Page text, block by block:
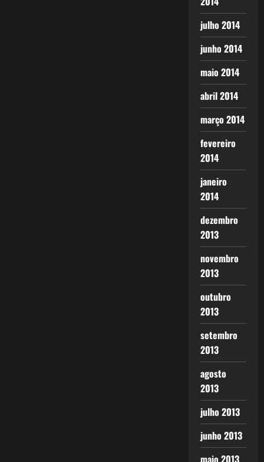
julho 2014
junho 2014
maio 2014
abril 2014
março 2014
fevereiro
2014
janeiro
2014
dezembro
2013
novembro
2013
outubro
2013
setembro
2013
agosto
2013
julho 2013
junho 2013
maio 2013